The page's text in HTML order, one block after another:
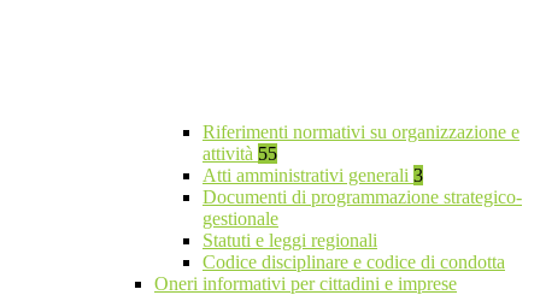
Riferimenti normativi su organizzazione e
attività 55
Atti amministrativi generali 3
Documenti di programmazione strategico-
gestionale
Statuti e leggi regionali
Codice disciplinare e codice di condotta
Oneri informativi per cittadini e imprese